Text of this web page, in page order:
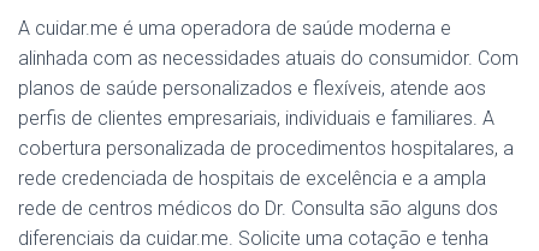
A cuidar.me é uma operadora de saúde moderna e
alinhada com as necessidades atuais do consumidor. Com
planos de saúde personalizados e flexíveis, atende aos
perfis de clientes empresariais, individuais e familiares. A
cobertura personalizada de procedimentos hospitalares, a
rede credenciada de hospitais de excelência e a ampla
rede de centros médicos do Dr. Consulta são alguns dos
diferenciais da cuidar.me. Solicite uma cotação e tenha